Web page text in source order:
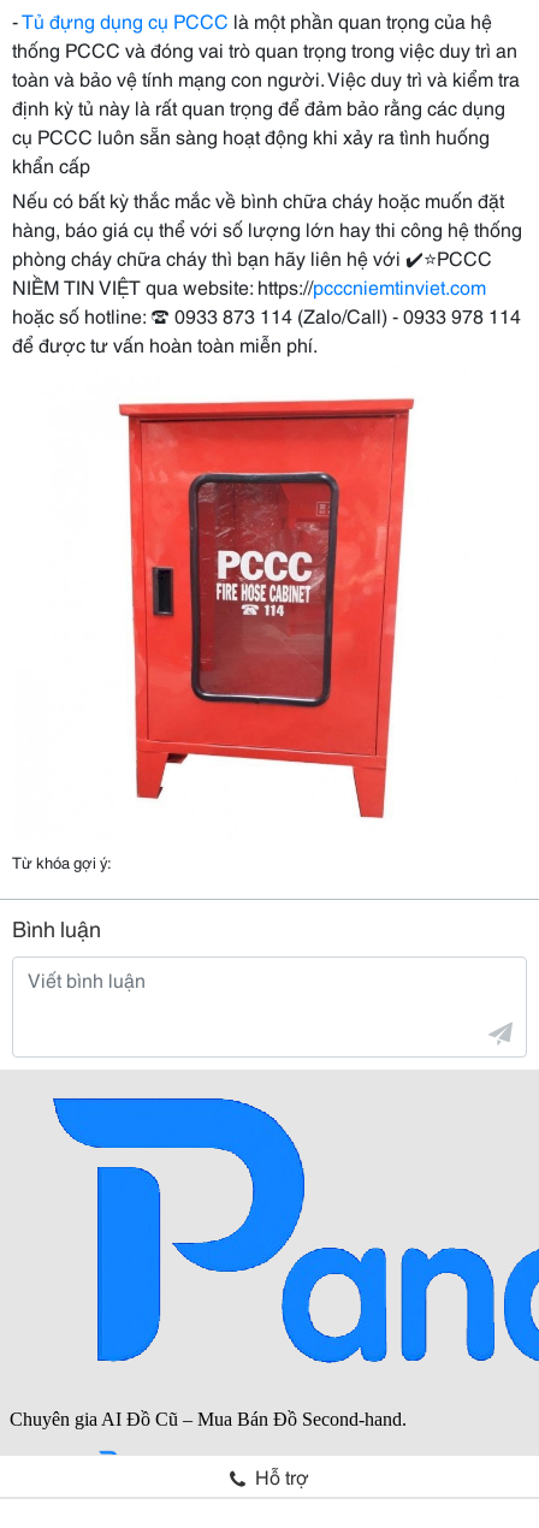
-Tủ đựng dụng cụ PCCC là một phần quan trọng của hệ
thống PCCC và đóng vai trò quan trọng trong việc duy trì an
toàn và bảo vệ tính mạng con người. Việc duy trì và kiểm tra
định kỳ tủ này là rất quan trọng để đảm bảo rằng các dụng
cụ PCCC luôn sẵn sàng hoạt động khi xảy ra tình huống
khẩn cấp
Nếu có bất kỳ thắc mắc về bình chữa cháy hoặc muốn đặt
hàng, báo giá cụ thể với số lượng lớn hay thi công hệ thống
phòng cháy chữa cháy thì bạn hãy liên hệ với ✔️⭐PCCC
NIỀM TIN VIỆT qua website: https://pcccniemtinviet.com
hoặc số hotline: ☎ 0933 873 114 (Zalo/Call) - 0933 978 114
để được tư vấn hoàn toàn miễn phí.
Từ khóa gợi ý:
Bình luận
Hỗ trợ